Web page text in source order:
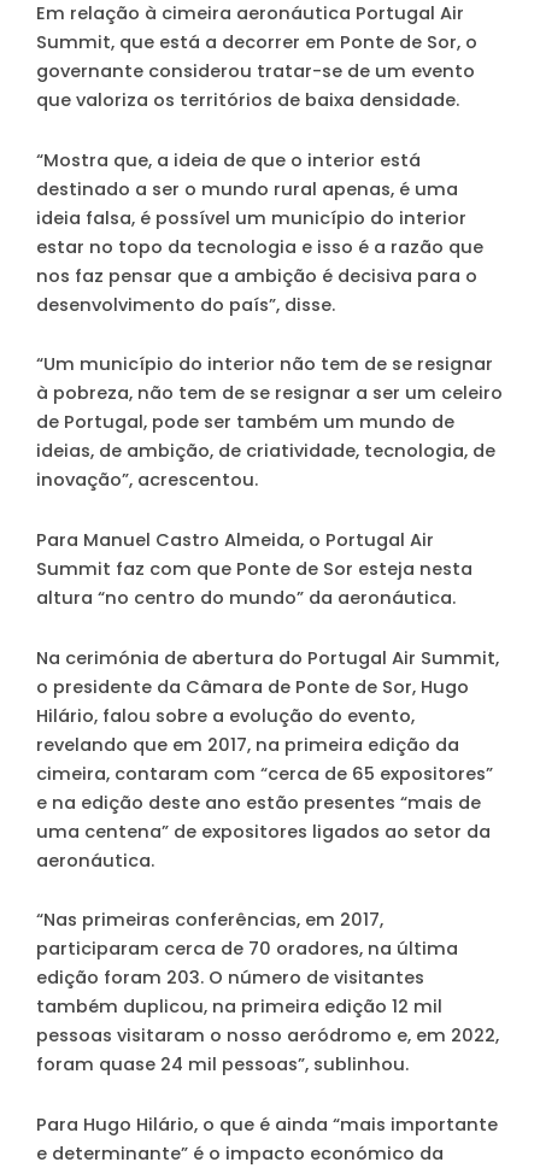
Em relação à cimeira aeronáutica Portugal Air
Summit, que está a decorrer em Ponte de Sor, o
governante considerou tratar-se de um evento
que valoriza os territórios de baixa densidade.
“Mostra que, a ideia de que o interior está
destinado a ser o mundo rural apenas, é uma
ideia falsa, é possível um município do interior
estar no topo da tecnologia e isso é a razão que
nos faz pensar que a ambição é decisiva para o
desenvolvimento do país”, disse.
“Um município do interior não tem de se resignar
à pobreza, não tem de se resignar a ser um celeiro
de Portugal, pode ser também um mundo de
ideias, de ambição, de criatividade, tecnologia, de
inovação”, acrescentou.
Para Manuel Castro Almeida, o Portugal Air
Summit faz com que Ponte de Sor esteja nesta
altura “no centro do mundo” da aeronáutica.
Na cerimónia de abertura do Portugal Air Summit,
o presidente da Câmara de Ponte de Sor, Hugo
Hilário, falou sobre a evolução do evento,
revelando que em 2017, na primeira edição da
cimeira, contaram com “cerca de 65 expositores”
e na edição deste ano estão presentes “mais de
uma centena” de expositores ligados ao setor da
aeronáutica.
“Nas primeiras conferências, em 2017,
participaram cerca de 70 oradores, na última
edição foram 203. O número de visitantes
também duplicou, na primeira edição 12 mil
pessoas visitaram o nosso aeródromo e, em 2022,
foram quase 24 mil pessoas”, sublinhou.
Para Hugo Hilário, o que é ainda “mais importante
e determinante” é o impacto económico da